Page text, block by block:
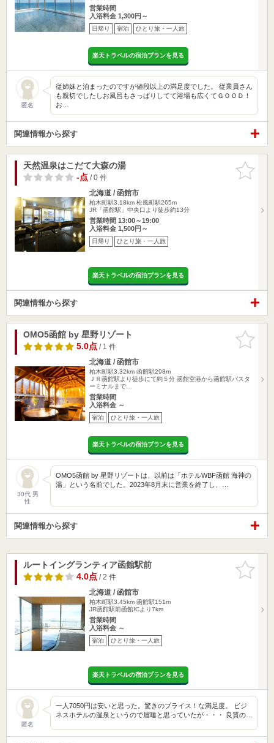
営業時間
入浴料金 1,300円～
日帰り 宿泊 ひとり旅・一人旅
楽天トラベルの宿泊プランを見る
匿名
従姉妹と泊まったのですが値段以上の満足度でした。 従業員さん
も親切でしたしお風呂もさっぱりしてて浴場も広くてＧＯＯＤ！
お…
関連情報から探す
お気に入
りに追加
天然温泉はこだて大森の湯
-点/ 0 件
北海道 / 函館市
柏木町駅3.18km 松風町駅265m
JR「函館駅」中央口より徒歩約13分
営業時間 13:00～19:00
入浴料金 1,500円～
日帰り ひとり旅・一人旅
楽天トラベルの宿泊プランを見る
関連情報から探す
お気に入
りに追加
OMO5函館 by 星野リゾート
5.0点/ 1 件
北海道 / 函館市
柏木町駅3.32km 函館駅298m
ＪＲ函館駅より徒歩にて約５分 函館空港から函館駅バスタ
ーミナルまで…
営業時間
入浴料金 ～
宿泊 ひとり旅・一人旅
楽天トラベルの宿泊プランを見る
30代 男
性
OMO5函館 by 星野リゾートは、以前は「ホテルWBF函館 海神の
湯」という名前でした。2023年8月末に営業を終了し、…
関連情報から探す
お気に入
りに追加
ルートイングランティア函館駅前
4.0点/ 2 件
北海道 / 函館市
柏木町駅3.45km 函館駅151m
JR函館駅前函館ICより7km
営業時間
入浴料金 ～
宿泊 ひとり旅・一人旅
楽天トラベルの宿泊プランを見る
匿名
一人7050円は安いと思った。驚きのプライス！な満足度。 ビジ
ネスホテルの温泉というので眉唾と思っていたが・・・ 良質の…